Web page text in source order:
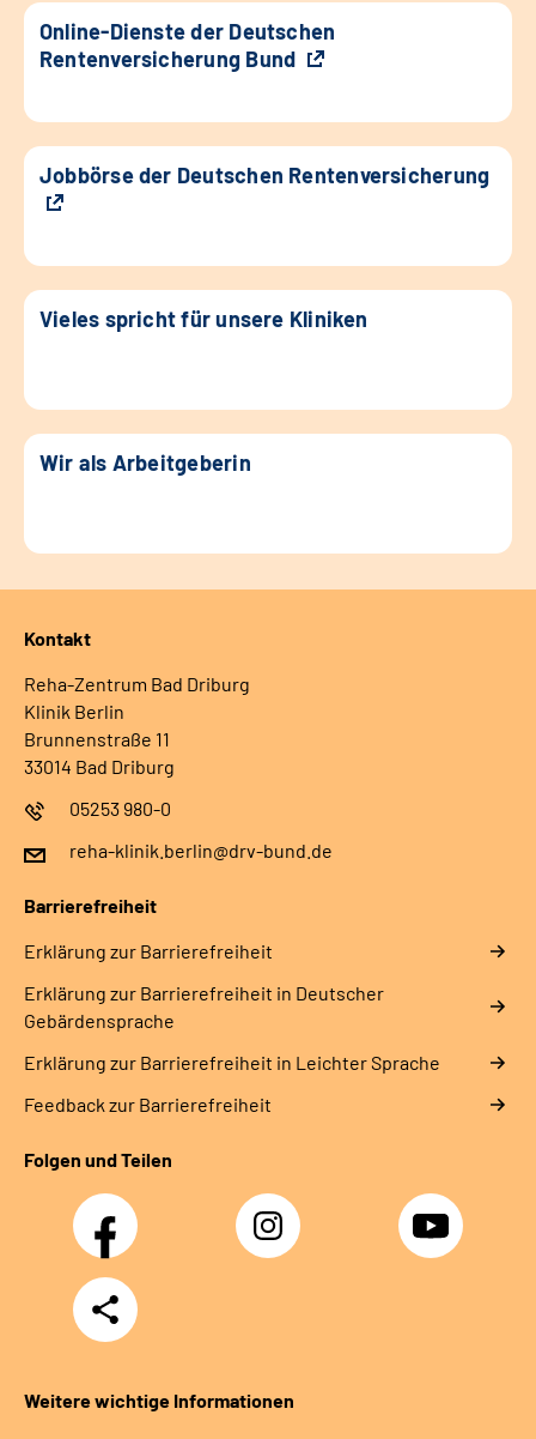
Online-Dienste der Deutschen
Rentenversicherung Bund
Jobbörse der Deutschen Rentenversicherung
Vieles spricht für unsere Kliniken
Wir als Arbeitgeberin
Kontakt
Reha-Zentrum Bad Driburg
Klinik Berlin
Brunnenstraße 11
33014 Bad Driburg
05253 980-0
reha-klinik.berlin@drv-bund.de
Barrierefreiheit
Erklärung zur Barrierefreiheit
Erklärung zur Barrierefreiheit in Deutscher
Gebärdensprache
Erklärung zur Barrierefreiheit in Leichter Sprache
Feedback zur Barrierefreiheit
Folgen und Teilen
Facebook Instagram YouTube
Teilen
Weitere wichtige Informationen